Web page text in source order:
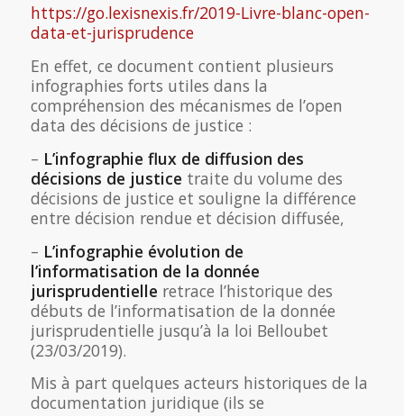
https://go.lexisnexis.fr/2019-Livre-blanc-open-
data-et-jurisprudence
En effet, ce document contient plusieurs
infographies forts utiles dans la
compréhension des mécanismes de l’open
data des décisions de justice :
– L’infographie flux de diffusion des
décisions de justice traite du volume des
décisions de justice et souligne la différence
entre décision rendue et décision diffusée,
– L’infographie évolution de
l’informatisation de la donnée
jurisprudentielle retrace l’historique des
débuts de l’informatisation de la donnée
jurisprudentielle jusqu’à la loi Belloubet
(23/03/2019).
Mis à part quelques acteurs historiques de la
documentation juridique (ils se